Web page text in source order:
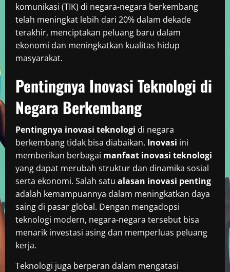
komunikasi (TIK) di negara-negara berkembang
telah meningkat lebih dari 20% dalam dekade
terakhir, menciptakan peluang baru dalam
ekonomi dan meningkatkan kualitas hidup
masyarakat.
Pentingnya Inovasi Teknologi di
Negara Berkembang
Pentingnya inovasi teknologi di negara
berkembang tidak bisa diabaikan. Inovasi ini
memberikan berbagai manfaat inovasi teknologi
yang dapat merubah struktur dan dinamika sosial
serta ekonomi. Salah satu alasan inovasi penting
adalah kemampuannya dalam meningkatkan daya
saing di pasar global. Dengan mengadopsi
teknologi modern, negara-negara tersebut bisa
menarik investasi asing dan memperluas peluang
kerja.
Teknologi juga berperan dalam mengatasi